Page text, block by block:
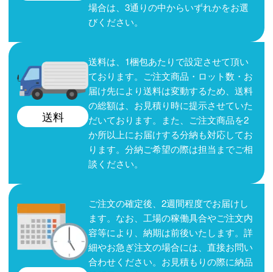
場合は、3通りの中からいずれかをお選
びください。
送料
送料は、1梱包あたりで設定させて頂い
ております。ご注文商品・ロット数・お
届け先により送料は変動するため、送料
の総額は、お見積り時に提示させていた
だいております。また、ご注文商品を2
か所以上にお届けする分納も対応してお
ります。分納ご希望の際は担当までご相
談ください。
ご注文の確定後、2週間程度でお届けし
ます。なお、工場の稼働具合やご注文内
容等により、納期は前後いたします。詳
細やお急ぎ注文の場合には、直接お問い
合わせください。お見積もりの際に納品